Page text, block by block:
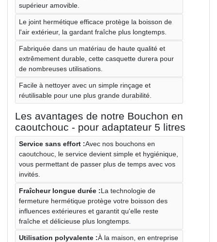
supérieur amovible.
Le joint hermétique efficace protège la boisson de
l'air extérieur, la gardant fraîche plus longtemps.
Fabriquée dans un matériau de haute qualité et
extrêmement durable, cette casquette durera pour
de nombreuses utilisations.
Facile à nettoyer avec un simple rinçage et
réutilisable pour une plus grande durabilité.
Les avantages de notre Bouchon en
caoutchouc - pour adaptateur 5 litres
Service sans effort :Avec nos bouchons en
caoutchouc, le service devient simple et hygiénique,
vous permettant de passer plus de temps avec vos
invités.
Fraîcheur longue durée :La technologie de
fermeture hermétique protège votre boisson des
influences extérieures et garantit qu'elle reste
fraîche et délicieuse plus longtemps.
Utilisation polyvalente :À la maison, en entreprise